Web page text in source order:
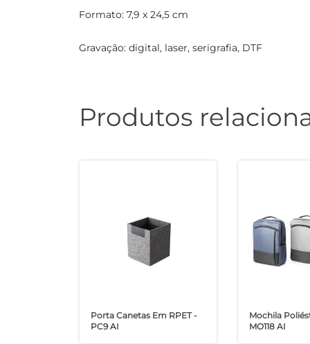
Formato: 7,9 x 24,5 cm
Gravação: digital, laser, serigrafia, DTF
Produtos
Porta Canetas Em RPET -
PC9 AI
Mochila
MO118 AI